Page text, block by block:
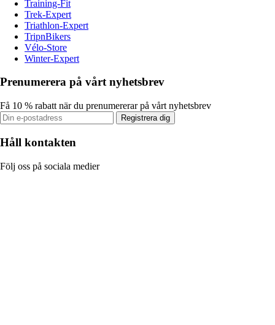
Training-Fit
Trek-Expert
Triathlon-Expert
TripnBikers
Vélo-Store
Winter-Expert
Prenumerera på vårt nyhetsbrev
Få 10 % rabatt när du prenumererar på vårt nyhetsbrev
Registrera dig
Håll kontakten
Följ oss på sociala medier